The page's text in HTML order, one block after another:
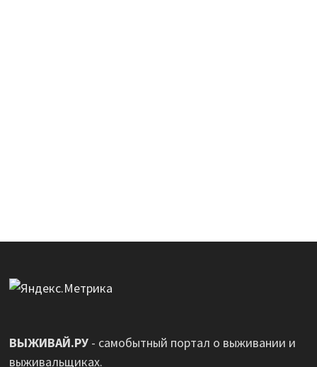
ВЫЖИВАЙ.РУ- самобытный портал о выживании и
выживальщиках.